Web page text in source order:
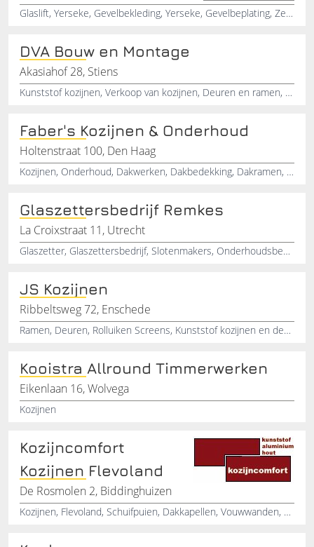
Glaslift, Yerseke, Gevelbekleding, Yerseke, Gevelbeplating, Zeeland, Geveltechniek, Zeeland, Finstral, kozijnen
DVA Bouw en Montage
Akasiahof 28, Stiens
Kunststof kozijnen, Verkoop van kozijnen, Deuren en ramen, Dakkapellen, Gevelbekleding, Kwaliteit kozijnen, Montagebedrijf
Faber's Kozijnen & Onderhoud
Holtenstraat 100, Den Haag
Kozijnen, Onderhoud, Dakwerken, Dakbedekking, Dakramen, CV, Installatie, Gevelwerken, Loodwerk, Loodgieter
Glaszettersbedrijf Remkes
La Croixstraat 11, Utrecht
Glaszetter, Glaszettersbedrijf, Slotenmakers, Onderhoudsbedrijf, Kozijnreparatie
JS Kozijnen
Ribbeltsweg 72, Enschede
Ramen, Deuren, Rolluiken Screens, Kunststof kozijnen en deuren, Hardhout kozijnen en deuren
Kooistra Allround Timmerwerken
Eikenlaan 16, Wolvega
Kozijnen
Kozijncomfort
Kozijnen Flevoland
De Rosmolen 2, Biddinghuizen
Kozijnen, Flevoland, Schuifpuien, Dakkapellen, Vouwwanden, Balkonbeglazing, Alluminium, Kunststof